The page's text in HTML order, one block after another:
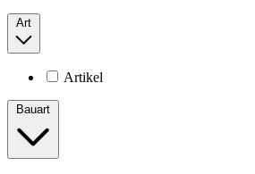
Art
Artikel
Bauart